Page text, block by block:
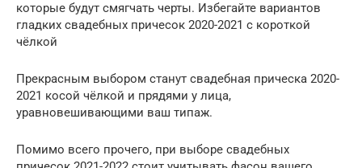
которые будут смягчать черты. Избегайте вариантов
гладких свадебных причесок 2020-2021 с короткой
чёлкой
Прекрасным выбором станут свадебная прическа 2020-
2021 косой чёлкой и прядями у лица,
уравновешивающими ваш типаж.
Помимо всего прочего, при выборе свадебных